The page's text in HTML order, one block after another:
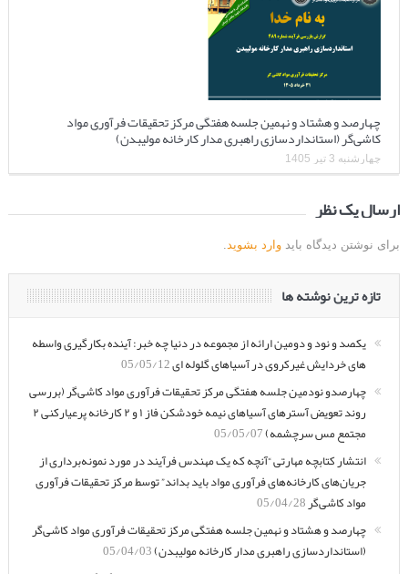
چهارصد و هشتاد و نهمین جلسه هفتگی مرکز تحقیقات فرآوری مواد
کاشی‌گر (استانداردسازی راهبری مدار کارخانه مولیبدن)
چهارشنبه 3 تیر 1405
ارسال یک نظر
برای نوشتن دیدگاه باید وارد بشوید
تازه ترین نوشته ها
یکصد و نود و دومین ارائه از مجموعه در دنیا چه خبر: آینده بکارگیری واسطه
های خردایش غیرکروی در آسیاهای گلوله ای05/05/12
چهارصدو نودمین جلسه هفتگی مرکز تحقیقات فرآوری مواد کاشی‌گر (بررسی
روند تعویض آسترهای آسیاهای نیمه خودشکن فاز ۱ و ۲ کارخانه پرعیارکنی ۲
مجتمع مس سرچشمه)05/05/07
انتشار کتابچه مهارتی “آنچه که یک مهندس فرآیند در مورد نمونه‌برداری از
جریان‌های کارخانه‌های فرآوری مواد باید بداند” توسط مرکز تحقیقات فرآوری
مواد کاشی‌گر05/04/28
چهارصد و هشتاد و نهمین جلسه هفتگی مرکز تحقیقات فرآوری مواد کاشی‌گر
(استانداردسازی راهبری مدار کارخانه مولیبدن)05/04/03